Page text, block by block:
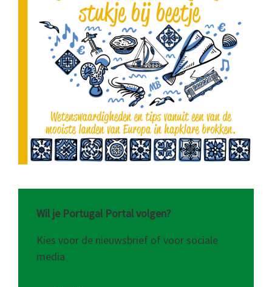
Wil je Portugal Portal volgen?
Kies voor de nieuwsbrief of voor sociale
media